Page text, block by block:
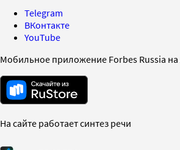
Telegram
ВКонтакте
YouTube
Мобильное приложение Forbes Russia
На сайте работает синтез речи